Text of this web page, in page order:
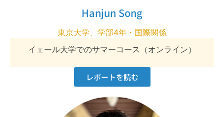
Hanjun Song
東京大学、学部4年・国際関係
イェール大学でのサマーコース（オンライン）
レポートを読む